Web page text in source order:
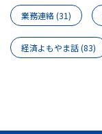
業務連絡(31)
経済よもやま話(83)